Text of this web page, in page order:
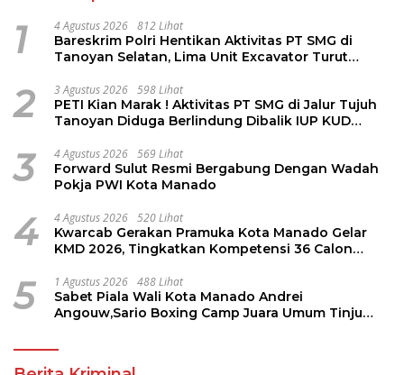
1 4 Agustus 2026 812 Lihat
Bareskrim Polri Hentikan Aktivitas PT SMG di
Tanoyan Selatan, Lima Unit Excavator Turut
2 3 Agustus 2026 598 Lihat
PETI Kian Marak ! Aktivitas PT SMG di Jalur Tujuh
Tanoyan Diduga Berlindung Dibalik IUP KUD
3 4 Agustus 2026 569 Lihat
Forward Sulut Resmi Bergabung Dengan Wadah
Pokja PWI Kota Manado
4 4 Agustus 2026 520 Lihat
Kwarcab Gerakan Pramuka Kota Manado Gelar
KMD 2026, Tingkatkan Kompetensi 36 Calon
5 1 Agustus 2026 488 Lihat
Sabet Piala Wali Kota Manado Andrei
Angouw,Sario Boxing Camp Juara Umum Tinju